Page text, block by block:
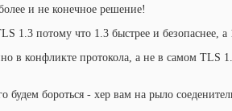
и не конечное решение!
потому что 1.3 быстрее и безопаснее, а
конфликте протокола, а не в самом TLS
будем бороться - хер вам на рыло